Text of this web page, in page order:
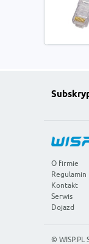
O firmie
Regulamin
Kontakt
Serwis
Dojazd
©